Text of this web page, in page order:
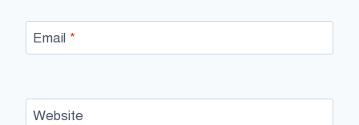
Email *
Website